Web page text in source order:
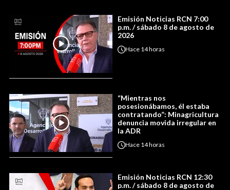
Emisión Noticias RCN 7:00
p.m. / sábado 8 de agosto de
2026
Hace 14 horas
“Mientras nos
posesionábamos, él estaba
contratando”: Minagricultura
denuncia movida irregular en
la ADR
Hace 14 horas
Emisión Noticias RCN 12:30
p.m. / sábado 8 de agosto de